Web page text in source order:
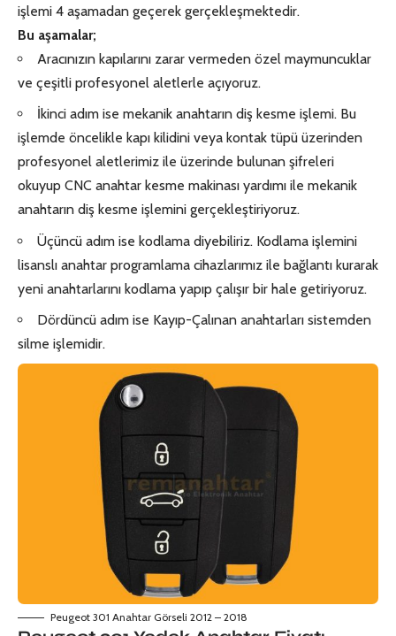
işlemi 4 aşamadan geçerek gerçekleşmektedir.
Bu aşamalar;
Aracınızın kapılarını zarar vermeden özel maymuncuklar
ve çeşitli profesyonel aletlerle açıyoruz.
İkinci adım ise mekanik anahtarın diş kesme işlemi. Bu
işlemde öncelikle kapı kilidini veya kontak tüpü üzerinden
profesyonel aletlerimiz ile üzerinde bulunan şifreleri
okuyup CNC anahtar kesme makinası yardımı ile mekanik
anahtarın diş kesme işlemini gerçekleştiriyoruz.
Üçüncü adım ise kodlama diyebiliriz. Kodlama işlemini
lisanslı anahtar programlama cihazlarımız ile bağlantı kurarak
yeni anahtarlarını kodlama yapıp çalışır bir hale getiriyoruz.
Dördüncü adım ise Kayıp-Çalınan anahtarları sistemden
silme işlemidir.
Peugeot 301 Anahtar Görseli 2012 – 2018